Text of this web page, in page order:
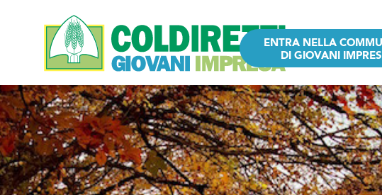
ENTRA NELLA
DI GIOVANI